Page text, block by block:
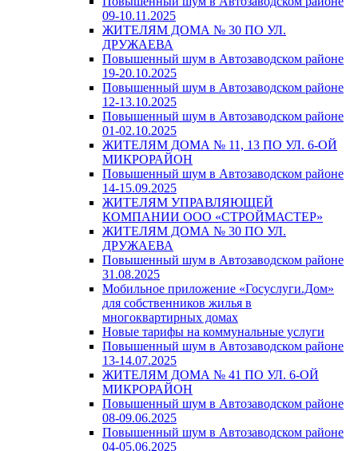
09-10.11.2025
ЖИТЕЛЯМ ДОМА № 30 ПО УЛ.
ДРУЖАЕВА
Повышенный шум в Автозаводском районе
19-20.10.2025
Повышенный шум в Автозаводском районе
12-13.10.2025
Повышенный шум в Автозаводском районе
01-02.10.2025
ЖИТЕЛЯМ ДОМА № 11, 13 ПО УЛ. 6-ОЙ
МИКРОРАЙОН
Повышенный шум в Автозаводском районе
14-15.09.2025
ЖИТЕЛЯМ УПРАВЛЯЮЩЕЙ
КОМПАНИИ ООО «СТРОЙМАСТЕР»
ЖИТЕЛЯМ ДОМА № 30 ПО УЛ.
ДРУЖАЕВА
Повышенный шум в Автозаводском районе
31.08.2025
Мобильное приложение «Госуслуги.Дом»
для собственников жилья в
многоквартирных домах
Новые тарифы на коммунальные услуги
Повышенный шум в Автозаводском районе
13-14.07.2025
ЖИТЕЛЯМ ДОМА № 41 ПО УЛ. 6-ОЙ
МИКРОРАЙОН
Повышенный шум в Автозаводском районе
08-09.06.2025
Повышенный шум в Автозаводском районе
04-05.06.2025